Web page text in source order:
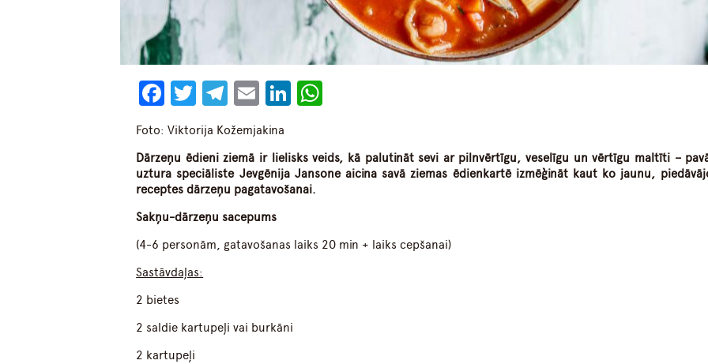
Facebook
Twitter
Telegram
EmailLinkedIn
Foto: Viktorija Kožemjakina
Dārzeņu ēdieni ziemā ir lielisks veids, kā palutināt sevi ar pilnvērtīgu, veselīgu un vērtīgu maltīti –
uztura speciāliste Jevgēnija Jansone aicina savā ziemas ēdienkartē izmēģināt kaut ko jaunu,
receptes dārzeņu pagatavošanai.
Sakņu-dārzeņu sacepums
(4-6 personām, gatavošanas laiks 20 min + laiks cepšanai)
Sastāvdaļas:
2 bietes
2 saldie kartupeļi vai burkāni
2 kartupeļi